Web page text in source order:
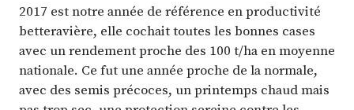
2017 est notre année de référence en productivité
betteravière, elle cochait toutes les bonnes cases
avec un rendement proche des 100 t/ha en moyenne
nationale. Ce fut une année proche de la normale,
avec des semis précoces, un printemps chaud mais